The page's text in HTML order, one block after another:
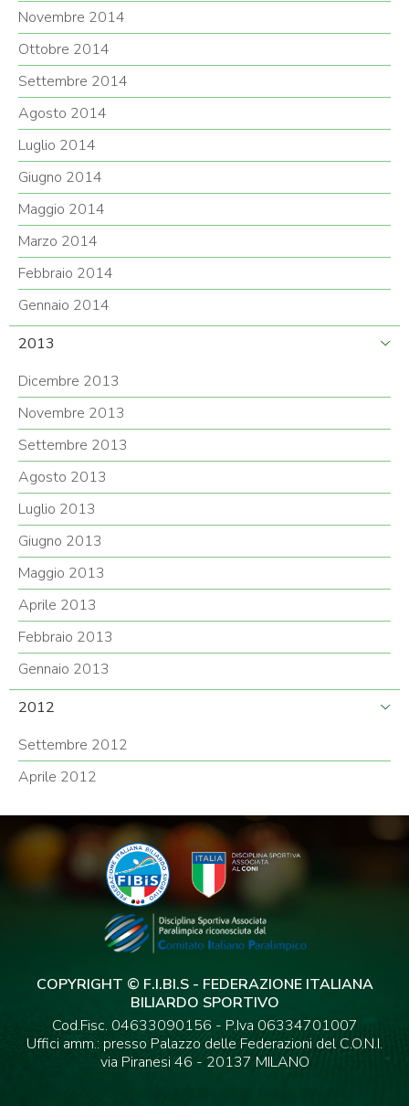
Novembre 2014
Ottobre 2014
Settembre 2014
Agosto 2014
Luglio 2014
Giugno 2014
Maggio 2014
Marzo 2014
Febbraio 2014
Gennaio 2014
2013
Dicembre 2013
Novembre 2013
Settembre 2013
Agosto 2013
Luglio 2013
Giugno 2013
Maggio 2013
Aprile 2013
Febbraio 2013
Gennaio 2013
2012
Settembre 2012
Aprile 2012
COPYRIGHT © F.I.BI.S - FEDERAZIONE ITALIANA
BILIARDO SPORTIVO
Cod.Fisc. 04633090156 - P.Iva 06334701007
Uffici amm.: presso Palazzo delle Federazioni del C.O.N.I.
via Piranesi 46 - 20137 MILANO